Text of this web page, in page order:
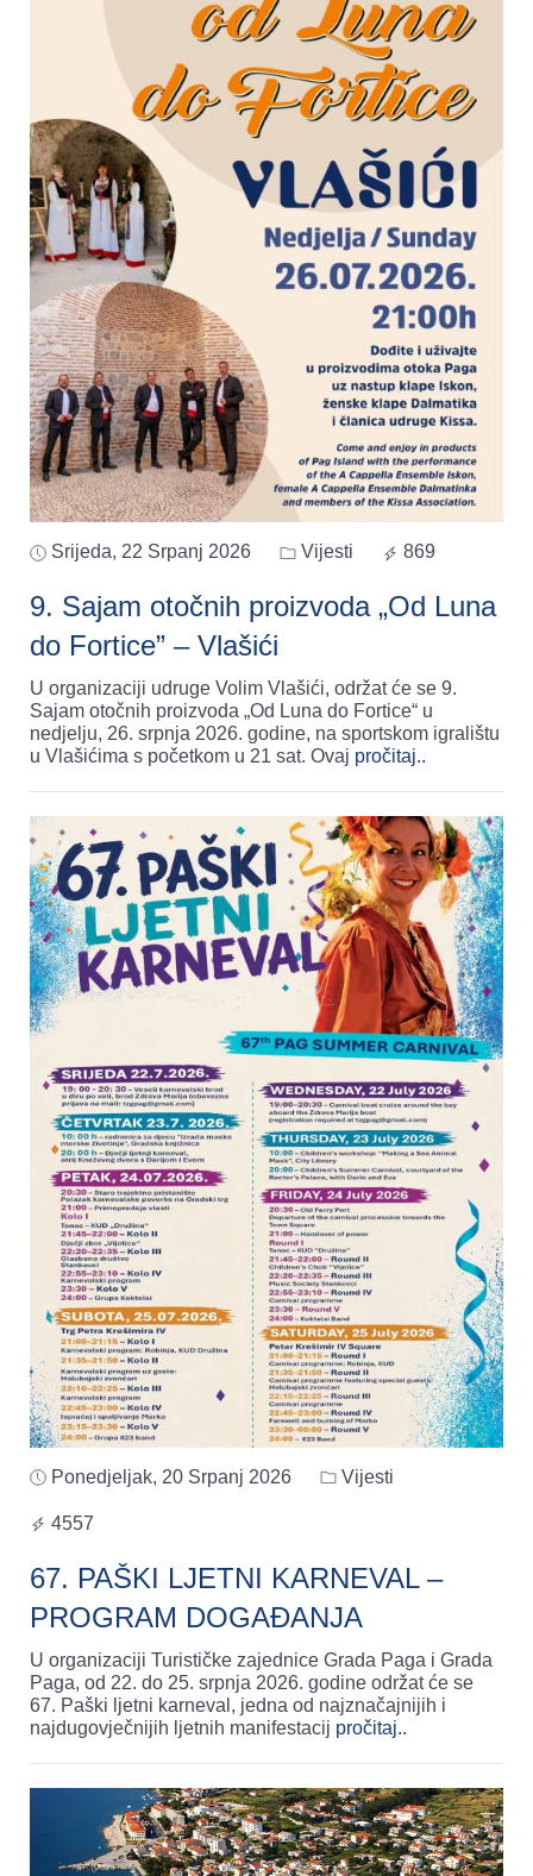
Srijeda, 22 Srpanj 2026 Vijesti 869
9. Sajam otočnih proizvoda „Od Luna
do Fortice” – Vlašići
U organizaciji udruge Volim Vlašići, održat će se 9.
Sajam otočnih proizvoda „Od Luna do Fortice“ u
nedjelju, 26. srpnja 2026. godine, na sportskom igralištu
u Vlašićima s početkom u 21 sat. Ovaj pročitaj..
Ponedjeljak, 20 Srpanj 2026 Vijesti
4557
67. PAŠKI LJETNI KARNEVAL –
PROGRAM DOGAĐANJA
U organizaciji Turističke zajednice Grada Paga i Grada
Paga, od 22. do 25. srpnja 2026. godine održat će se
67. Paški ljetni karneval, jedna od najznačajnijih i
najdugovječnijih ljetnih manifestacij pročitaj..